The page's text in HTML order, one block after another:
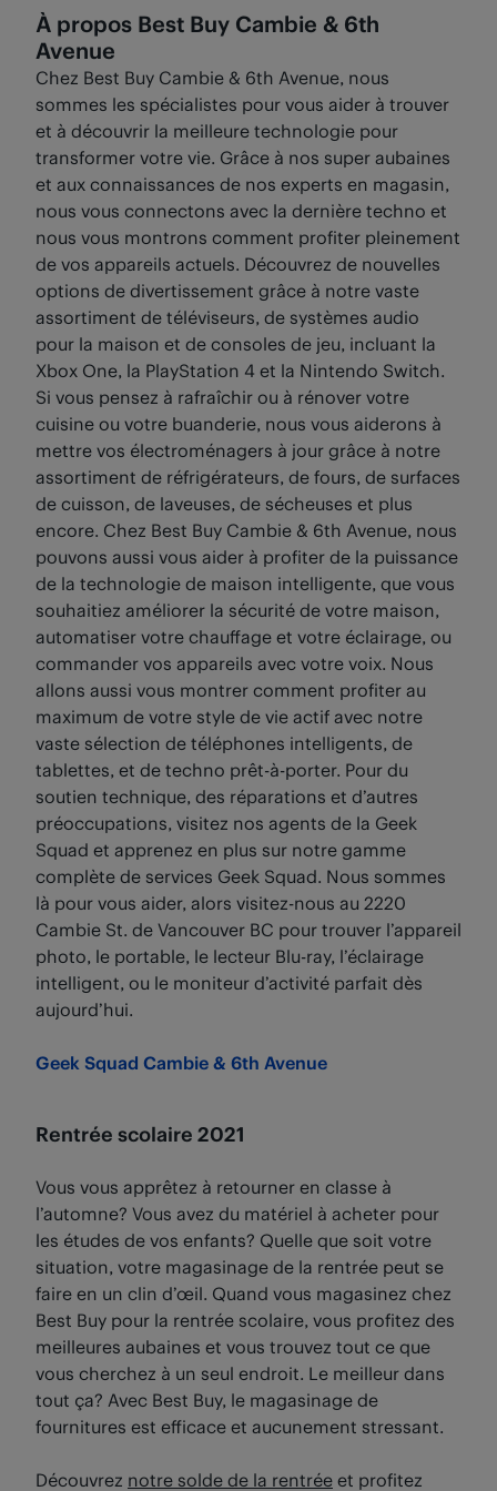
À propos Best Buy Cambie & 6th
Avenue
Chez Best Buy Cambie & 6th Avenue, nous
sommes les spécialistes pour vous aider à trouver
et à découvrir la meilleure technologie pour
transformer votre vie. Grâce à nos super aubaines
et aux connaissances de nos experts en magasin,
nous vous connectons avec la dernière techno et
nous vous montrons comment profiter pleinement
de vos appareils actuels. Découvrez de nouvelles
options de divertissement grâce à notre vaste
assortiment de téléviseurs, de systèmes audio
pour la maison et de consoles de jeu, incluant la
Xbox One, la PlayStation 4 et la Nintendo Switch.
Si vous pensez à rafraîchir ou à rénover votre
cuisine ou votre buanderie, nous vous aiderons à
mettre vos électroménagers à jour grâce à notre
assortiment de réfrigérateurs, de fours, de surfaces
de cuisson, de laveuses, de sécheuses et plus
encore. Chez Best Buy Cambie & 6th Avenue, nous
pouvons aussi vous aider à profiter de la puissance
de la technologie de maison intelligente, que vous
souhaitiez améliorer la sécurité de votre maison,
automatiser votre chauffage et votre éclairage, ou
commander vos appareils avec votre voix. Nous
allons aussi vous montrer comment profiter au
maximum de votre style de vie actif avec notre
vaste sélection de téléphones intelligents, de
tablettes, et de techno prêt-à-porter. Pour du
soutien technique, des réparations et d’autres
préoccupations, visitez nos agents de la Geek
Squad et apprenez en plus sur notre gamme
complète de services Geek Squad. Nous sommes
là pour vous aider, alors visitez-nous au 2220
Cambie St. de Vancouver BC pour trouver l’appareil
photo, le portable, le lecteur Blu-ray, l’éclairage
intelligent, ou le moniteur d’activité parfait dès
aujourd’hui.
Geek Squad Cambie & 6th Avenue
Rentrée scolaire 2021
Vous vous apprêtez à retourner en classe à
l’automne? Vous avez du matériel à acheter pour
les études de vos enfants? Quelle que soit votre
situation, votre magasinage de la rentrée peut se
faire en un clin d’œil. Quand vous magasinez chez
Best Buy pour la rentrée scolaire, vous profitez des
meilleures aubaines et vous trouvez tout ce que
vous cherchez à un seul endroit. Le meilleur dans
tout ça? Avec Best Buy, le magasinage de
fournitures est efficace et aucunement stressant.
Découvrez notre solde de la rentrée et profitez